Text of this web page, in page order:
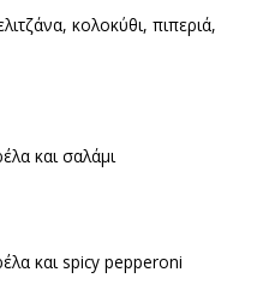
κολοκύθι, πιπεριά,
και σαλάμι
και spicy pepperoni